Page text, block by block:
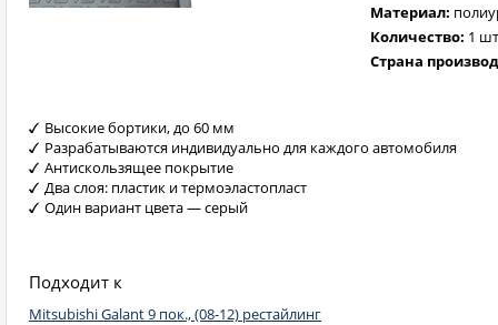
Материал:
Количество: 1
Страна
Высокие бортики, до 60 мм
Разрабатываются индивидуально для каждого автомобиля
Антискользящее покрытие
Два слоя: пластик и термоэластопласт
Один вариант цвета — серый
Подходит к
Mitsubishi Galant 9 пок., (08-12) рестайлинг